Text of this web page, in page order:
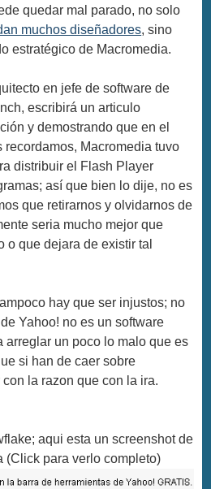
quedar mal parado, no solo
muchos diseñadores, sino
estratégico de Macromedia.
en jefe de software de
escribirá un articulo
y demostrando que en el
recordamos, Macromedia tuvo
distribuir el Flash Player
así que bien lo dije, no es
que retirarnos y olvidarnos de
seria mucho mejor que
o que dejara de existir tal
hay que ser injustos; no
Yahoo! no es un software
arreglar un poco lo malo que es
si han de caer sobre
la razon que con la ira.
aqui esta un screenshot de
(Click para verlo completo)